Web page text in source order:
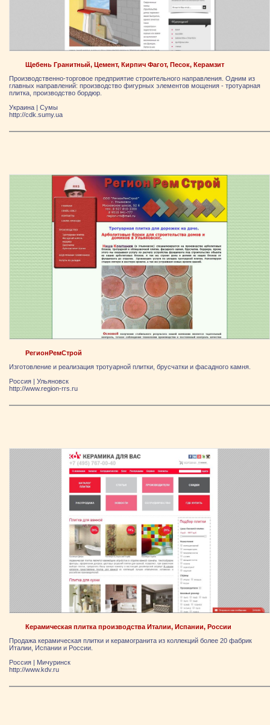
Щебень Гранитный, Цемент, Кирпич Фагот, Песок, Керамзит
Производственно-торговое предприятие строительного направления. Одним из
главных направлений: производство фигурных элементов мощения - тротуарная
плитка, производство бордюр.
Украина | Сумы
http://cdk.sumy.ua
РегионРемСтрой
Изготовление и реализация тротуарной плитки, брусчатки и фасадного камня.
Россия | Ульяновск
http://www.region-rrs.ru
Керамическая плитка производства Италии, Испании, России
Продажа керамическая плитки и керамогранита из коллекций более 20 фабрик
Италии, Испании и России.
Россия | Мичуринск
http://www.kdv.ru